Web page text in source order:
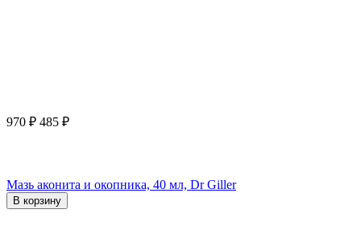
970 ₽ 485 ₽
Мазь аконита и окопника, 40 мл, Dr Giller
В корзину